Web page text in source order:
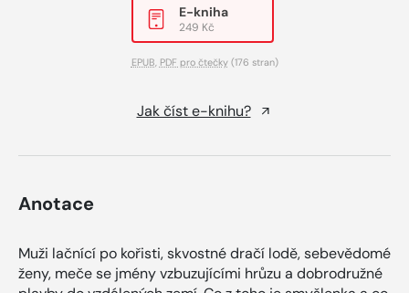
E-kniha
249 Kč
EPUB, PDF pro čtečky(176 stran)
Jak číst e-knihu?
Anotace
Muži lačnící po kořisti, skvostné dračí lodě, sebevědomé
ženy, meče se jmény vzbuzujícími hrůzu a dobrodružné